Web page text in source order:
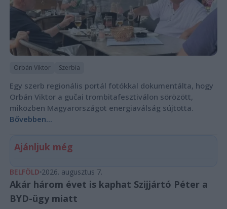
Orbán Viktor Szerbia
Egy szerb regionális portál fotókkal dokumentálta, hogy
Orbán Viktor a gučai trombitafesztiválon sörözött,
miközben Magyarországot energiaválság sújtotta.
Bővebben...
Ajánljuk még
BELFÖLD 2026. augusztus 7.
Akár három évet is kaphat Szijjártó Péter a
BYD-ügy miatt